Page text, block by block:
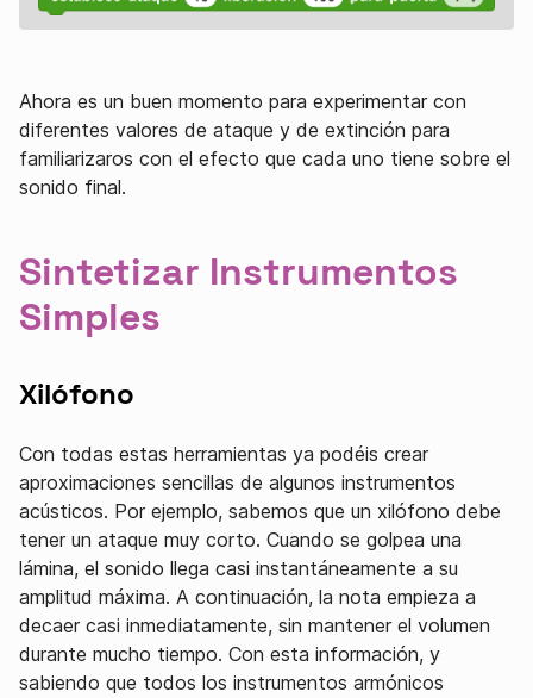
Ahora es un buen momento para experimentar con
diferentes valores de ataque y de extinción para
familiarizaros con el efecto que cada uno tiene sobre el
sonido final.
Sintetizar Instrumentos
Simples
Xilófono
Con todas estas herramientas ya podéis crear
aproximaciones sencillas de algunos instrumentos
acústicos. Por ejemplo, sabemos que un xilófono debe
tener un ataque muy corto. Cuando se golpea una
lámina, el sonido llega casi instantáneamente a su
amplitud máxima. A continuación, la nota empieza a
decaer casi inmediatamente, sin mantener el volumen
durante mucho tiempo. Con esta información, y
sabiendo que todos los instrumentos armónicos